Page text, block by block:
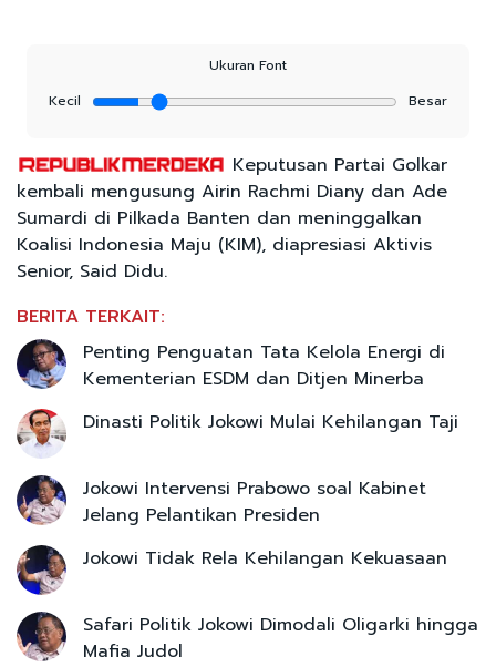
Ukuran Font
Kecil
Besar
Keputusan Partai Golkar
kembali mengusung Airin Rachmi Diany dan Ade
Sumardi di Pilkada Banten dan meninggalkan
Koalisi Indonesia Maju (KIM), diapresiasi Aktivis
Senior, Said Didu.
BERITA TERKAIT:
Penting Penguatan Tata Kelola Energi di
Kementerian ESDM dan Ditjen Minerba
Dinasti Politik Jokowi Mulai Kehilangan Taji
Jokowi Intervensi Prabowo soal Kabinet
Jelang Pelantikan Presiden
Jokowi Tidak Rela Kehilangan Kekuasaan
Safari Politik Jokowi Dimodali Oligarki hingga
Mafia Judol